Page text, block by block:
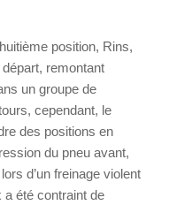
position, Rins,
remontant
un groupe de
cependant, le
des positions en
du pneu avant,
d’un freinage violent
été contraint de